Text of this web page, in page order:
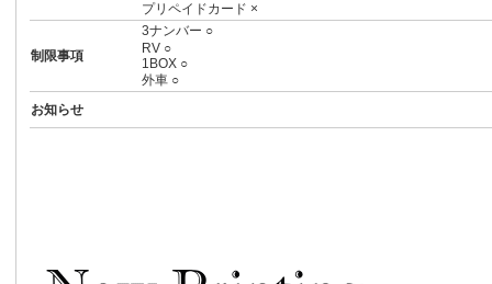
プリペイドカード ×
制限事項
3ナンバー ○
RV ○
1BOX ○
外車 ○
お知らせ